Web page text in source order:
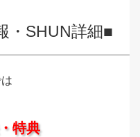
・SHUN詳細■
特典